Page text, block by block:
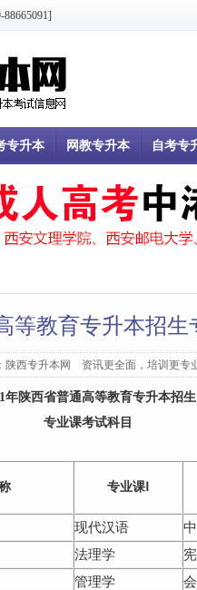
专升本 网教专升本 自考专
等教育专升本招生
陕西专升本网 资讯更全面，培训更专
年陕西省普通高等教育专升本招生
专业课考试科目
专业课
现代汉语
法理学
管理学